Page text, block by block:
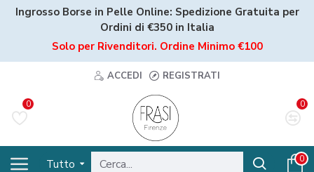
Ingrosso Borse in Pelle Online: Spedizione Gratuita per
Ordini di €350 in Italia
Solo per Rivenditori. Ordine Minimo €100
ACCEDI REGISTRATI
0 0
Tutto 0